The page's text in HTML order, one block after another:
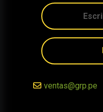
ventas@grp.pe